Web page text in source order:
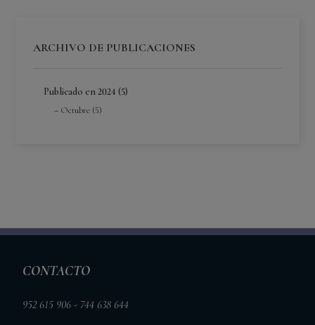
ARCHIVO DE PUBLICACIONES
Publicado en 2024 (5)
Octubre (5)
CONTACTO
952 615 906 - 744 638 644